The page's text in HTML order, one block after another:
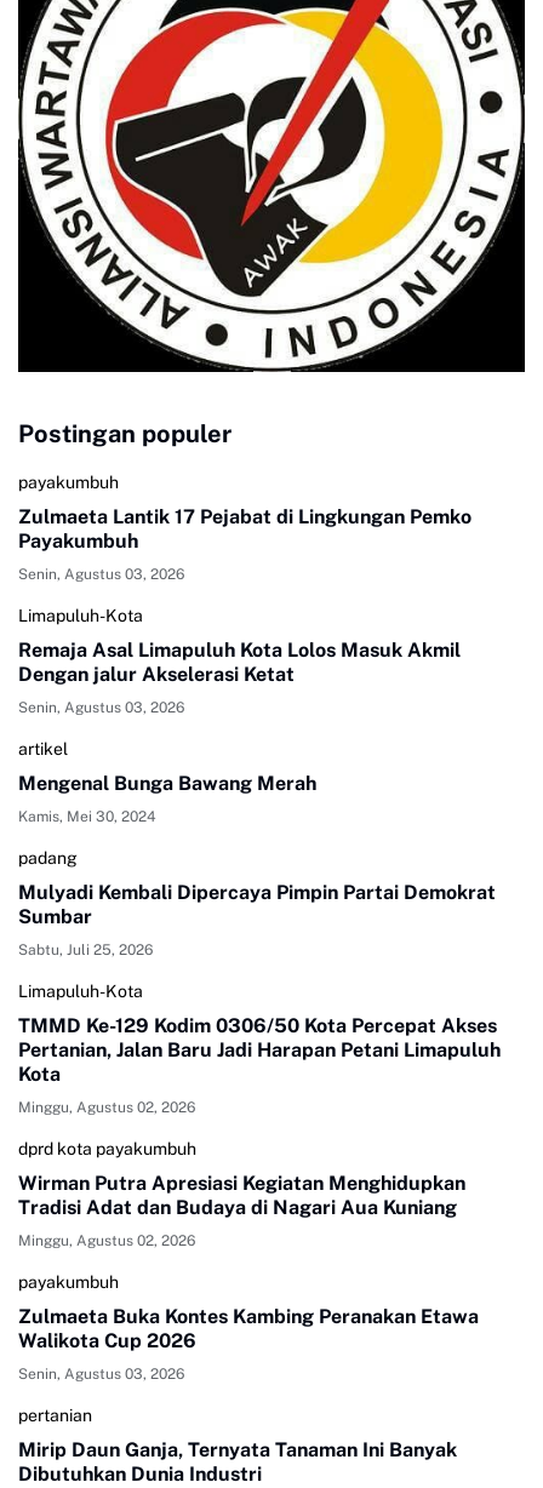
Postingan populer
payakumbuh
Zulmaeta Lantik 17 Pejabat di Lingkungan Pemko
Payakumbuh
Senin, Agustus 03, 2026
Limapuluh-Kota
Remaja Asal Limapuluh Kota Lolos Masuk Akmil
Dengan jalur Akselerasi Ketat
Senin, Agustus 03, 2026
artikel
Mengenal Bunga Bawang Merah
Kamis, Mei 30, 2024
padang
Mulyadi Kembali Dipercaya Pimpin Partai Demokrat
Sumbar
Sabtu, Juli 25, 2026
Limapuluh-Kota
TMMD Ke-129 Kodim 0306/50 Kota Percepat Akses
Pertanian, Jalan Baru Jadi Harapan Petani Limapuluh
Kota
Minggu, Agustus 02, 2026
dprd kota payakumbuh
Wirman Putra Apresiasi Kegiatan Menghidupkan
Tradisi Adat dan Budaya di Nagari Aua Kuniang
Minggu, Agustus 02, 2026
payakumbuh
Zulmaeta Buka Kontes Kambing Peranakan Etawa
Walikota Cup 2026
Senin, Agustus 03, 2026
pertanian
Mirip Daun Ganja, Ternyata Tanaman Ini Banyak
Dibutuhkan Dunia Industri